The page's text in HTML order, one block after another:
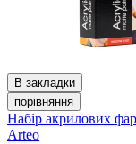
В закладки
порівняння
Набір акрилових
Arteo